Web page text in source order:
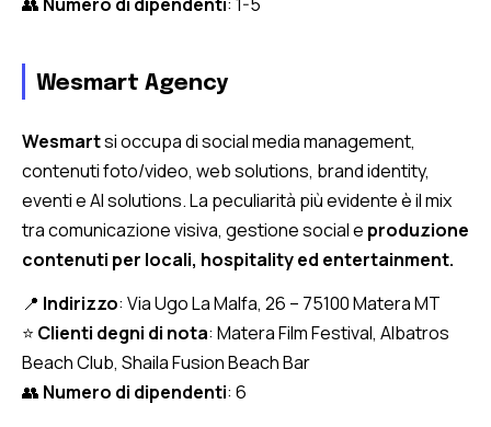
Wesmart Agency
Wesmartsi occupa di social media management,
contenuti foto/video, web solutions, brand identity,
eventi e AI solutions. La peculiarità più evidente è il mix
tra comunicazione visiva, gestione social e produzione
contenuti per locali, hospitality ed entertainment.
📍 Indirizzo: Via Ugo La Malfa, 26 – 75100 Matera MT
⭐ Clienti degni di nota: Matera Film Festival, Albatros
Beach Club, Shaila Fusion Beach Bar
👥 Numero di dipendenti: 6